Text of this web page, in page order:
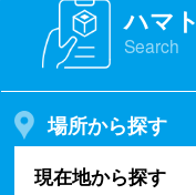
ハマ
Search
場所から探す
現在地から探す